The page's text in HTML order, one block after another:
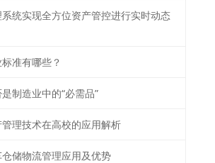
统实现全方位资产管控进行实时动态
准有哪些？
制造业中的“必需品”
理技术在高校的应用解析
储物流管理应用及优势